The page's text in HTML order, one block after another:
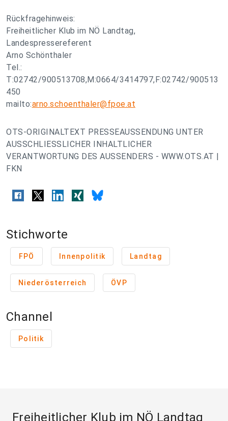
Rückfragehinweis:
Freiheitlicher Klub im NÖ Landtag,
Landespressereferent
Arno Schönthaler
Tel.:
T:02742/900513708,M:0664/3414797,F:02742/900513
450
mailto:arno.schoenthaler@fpoe.at
OTS-ORIGINALTEXT PRESSEAUSSENDUNG UNTER
AUSSCHLIESSLICHER INHALTLICHER
VERANTWORTUNG DES AUSSENDERS - WWW.OTS.AT |
FKN
Stichworte
FPÖ Innenpolitik Landtag
Niederösterreich ÖVP
Channel
Politik
Freiheitlicher Klub im NÖ Landtag